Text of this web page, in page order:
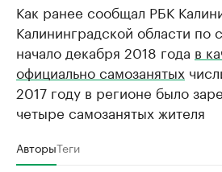
Как ранее сообщал РБК
Калининградской области по
начало декабря 2018 года в
официально самозанятых
2017 году в регионе было
четыре самозанятых жителя
АвторыТеги